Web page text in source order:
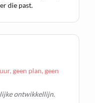
die past.
geen plan, geen
ontwikkellijn.